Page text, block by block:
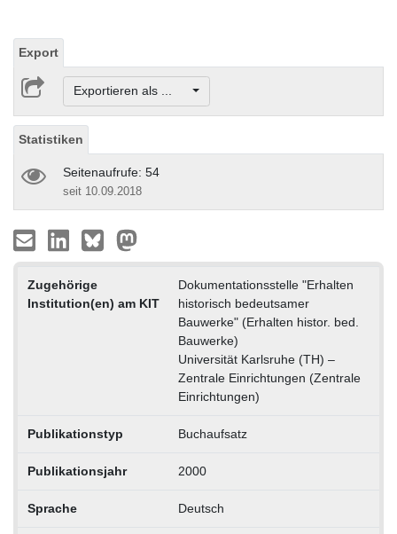
Export
Exportieren als ...
Statistiken
Seitenaufrufe: 54
seit 10.09.2018
Zugehörige
Institution(en) am KIT
Dokumentationsstelle "Erhalten
historisch bedeutsamer
Bauwerke" (Erhalten histor. bed.
Bauwerke)
Universität Karlsruhe (TH) –
Zentrale Einrichtungen (Zentrale
Einrichtungen)
Publikationstyp Buchaufsatz
Publikationsjahr 2000
Sprache Deutsch